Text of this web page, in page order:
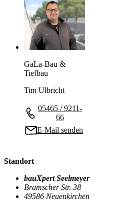
GaLa-Bau &
Tiefbau
Tim Ulbricht
05465 / 9211-
66
E-Mail senden
Standort
bauXpert Seelmeyer
Bramscher Str. 38
49586 Neuenkirchen